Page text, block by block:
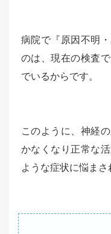
病院で『原因不明
のは、現在の検査
でいるからです。
このように、神経
かなくなり正常な
ような症状に悩まさ